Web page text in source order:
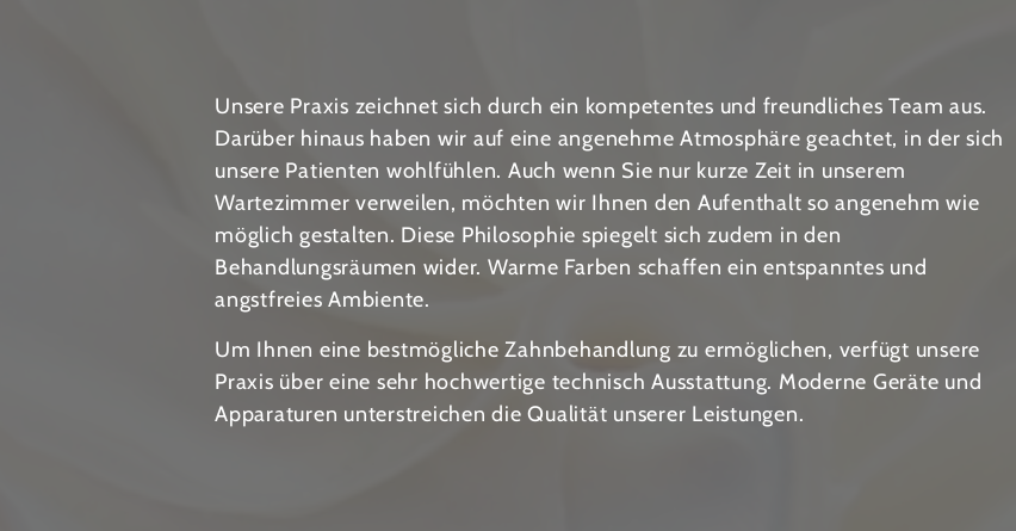
Unsere Praxis zeichnet sich durch ein kompetentes und freundliches Team aus.
Darüber hinaus haben wir auf eine angenehme Atmosphäre geachtet, in der sich
unsere Patienten wohlfühlen. Auch wenn Sie nur kurze Zeit in unserem
Wartezimmer verweilen, möchten wir Ihnen den Aufenthalt so angenehm wie
möglich gestalten. Diese Philosophie spiegelt sich zudem in den
Behandlungsräumen wider. Warme Farben schaffen ein entspanntes und
angstfreies Ambiente.
Um Ihnen eine bestmögliche Zahnbehandlung zu ermöglichen, verfügt unsere
Praxis über eine sehr hochwertige technisch Ausstattung. Moderne Geräte und
Apparaturen unterstreichen die Qualität unserer Leistungen.